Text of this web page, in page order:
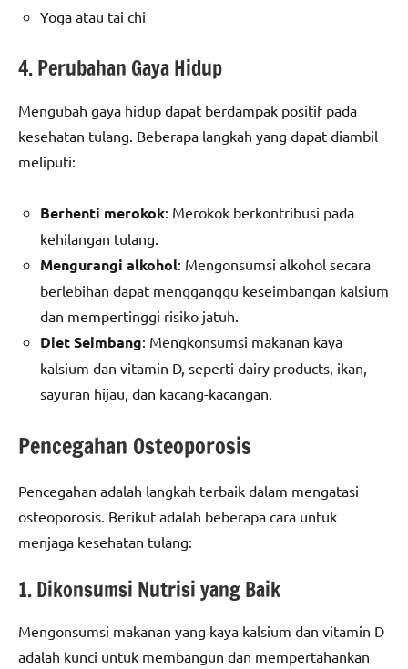
Yoga atau tai chi
4. Perubahan Gaya Hidup
Mengubah gaya hidup dapat berdampak positif pada
kesehatan tulang. Beberapa langkah yang dapat diambil
meliputi:
Berhenti merokok: Merokok berkontribusi pada
kehilangan tulang.
Mengurangi alkohol: Mengonsumsi alkohol secara
berlebihan dapat mengganggu keseimbangan kalsium
dan mempertinggi risiko jatuh.
Diet Seimbang: Mengkonsumsi makanan kaya
kalsium dan vitamin D, seperti dairy products, ikan,
sayuran hijau, dan kacang-kacangan.
Pencegahan Osteoporosis
Pencegahan adalah langkah terbaik dalam mengatasi
osteoporosis. Berikut adalah beberapa cara untuk
menjaga kesehatan tulang:
1. Dikonsumsi Nutrisi yang Baik
Mengonsumsi makanan yang kaya kalsium dan vitamin D
adalah kunci untuk membangun dan mempertahankan